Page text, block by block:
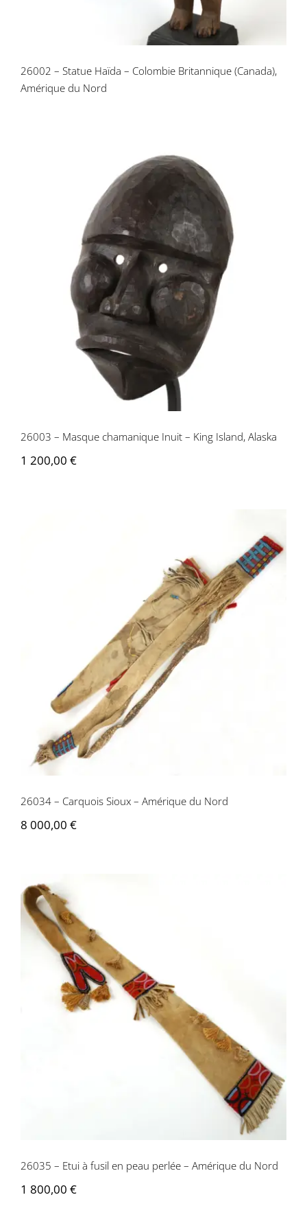
26002 – Statue Haïda – Colombie Britannique (Canada),
Amérique du Nord
26003 – Masque chamanique Inuit –
King Island, Alaska
26003 – Masque chamanique Inuit – King Island, Alaska
1 200,00 €
26034 – Carquois Sioux – Amérique du
Nord
26034 – Carquois Sioux – Amérique du Nord
8 000,00 €
26035 – Etui à fusil en peau perlée –
Amérique du Nord
26035 – Etui à fusil en peau perlée – Amérique du Nord
1 800,00 €